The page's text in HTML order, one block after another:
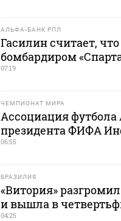
АЛЬФА-БАНК РПЛ
Гасилин считает,
бомбардиром
07:19
ЧЕМПИОНАТ МИРА
Ассоциация
президента ФИФА
06:55
БРАЗИЛИЯ
«Витория»
и вышла в
04:25